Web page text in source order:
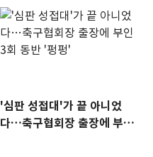
'심판 성접대'가 끝 아니었
다…축구협회장 출장에 부인